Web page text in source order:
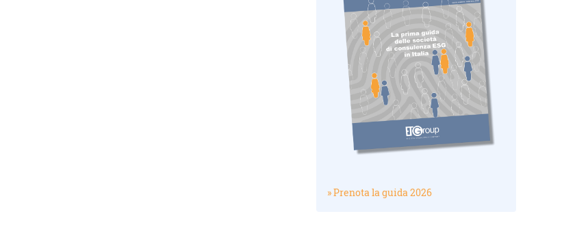
» Prenota la guida 2026